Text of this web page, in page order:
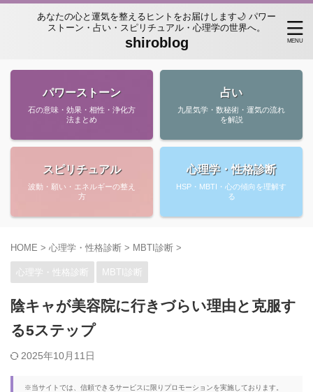
あなたの心と運気を整えるヒントをお届けします🌙 パワー
ストーン・占い・スピリチュアル・心理学の世界へ。
shiroblog
パワーストーン
石の意味・効果・相性・浄化方
法まとめ
占い
九星気学・数秘術・運気の流れ
を解説
スピリチュアル
波動・願い・エネルギーの整え
方
心理学・性格診断
HSP・MBTI・心の傾向を理解す
る
HOME > 心理学・性格診断 > MBTI診断 >
心理学・性格診断 MBTI診断
陰キャが美容院に行きづらい理由と克服す
る5ステップ
2025年10月11日
※当サイトでは、信頼できるサービスに限りプロモーションを実施しております。